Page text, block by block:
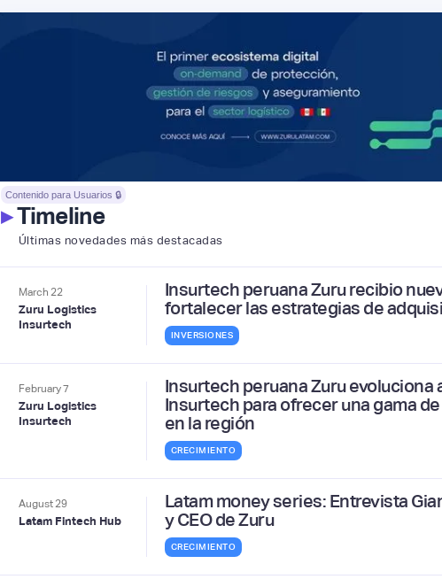
Contenido para Usuarios 🔒
▸Timeline
Últimas novedades más destacadas
March 22
Zuru Logistics
Insurtech
Insurtech peruana Zuru recibio
fortalecer las estrategias de
INVERSIONES
February7
Zuru Logistics
Insurtech
Insurtech peruana Zuru evoluciona
Insurtech para ofrecer una gama
en la región
CRECIMIENTO
August29
Latam Fintech Hub
Latam money series: Entrevista
y CEO de Zuru
CRECIMIENTO